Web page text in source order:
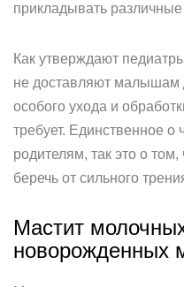
прикладывать
Как утверждают
не доставляют малышам
особого ухода и
требует. Единственное
родителям, так это о том,
беречь от сильного
Мастит
новорожденных